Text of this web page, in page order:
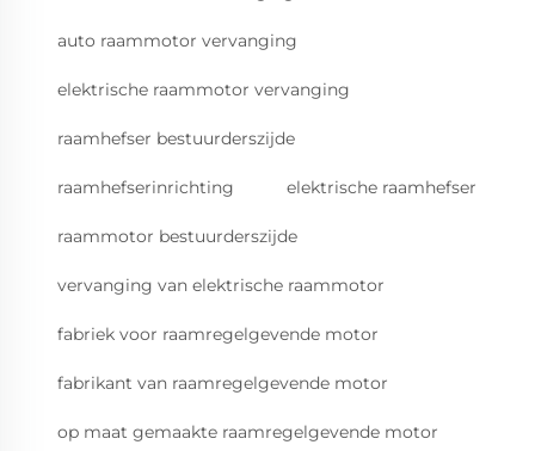
auto raammotor vervanging
elektrische raammotor vervanging
raamhefser bestuurderszijde
raamhefserinrichting elektrische raamhefser
raammotor bestuurderszijde
vervanging van elektrische raammotor
fabriek voor raamregelgevende motor
fabrikant van raamregelgevende motor
op maat gemaakte raamregelgevende motor